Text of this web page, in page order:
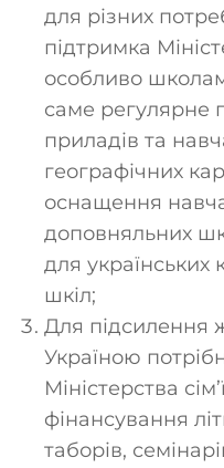
для різних
підтримка
особливо школам
саме регулярне
приладів та
географічних
оснащення
доповняльних
для українських
шкіл;
Для підсилення
Україною
Міністерства
фінансування
таборів,